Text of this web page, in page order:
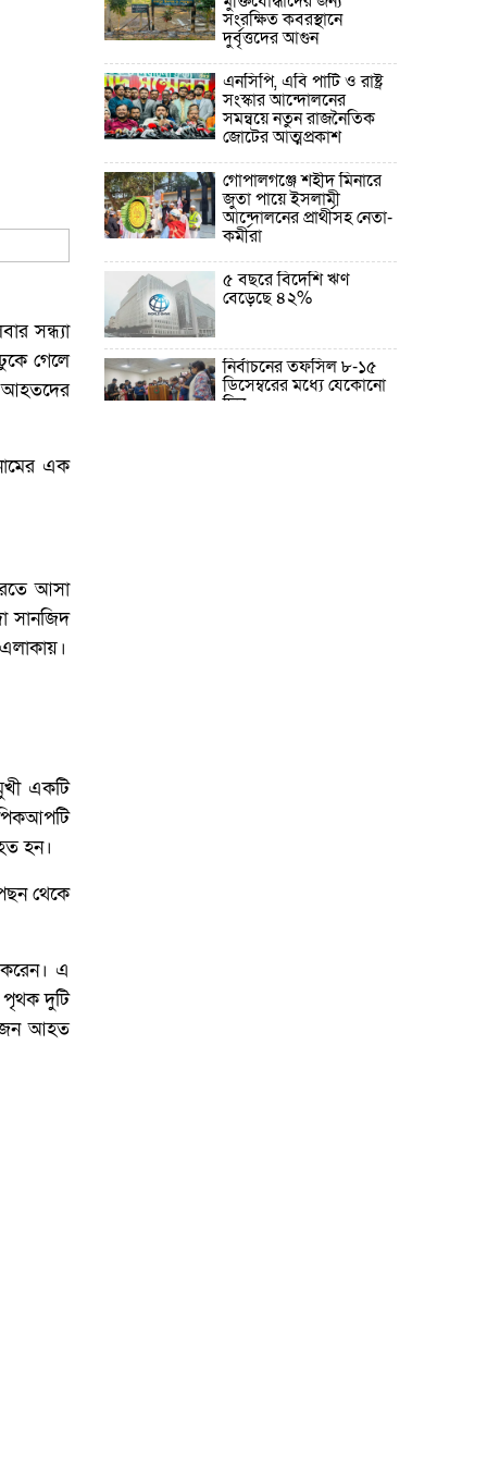
সন্ধ্যা
গেলে
আহতদের
এক
আসা
সানজিদ
একটি
হন।
থেকে
করেন। এ
পৃথক দুটি
জন আহত
সংরক্ষিত কবরস্থানে
দুর্বৃত্তদের আগুন
এনসিপি, এবি পার্টি ও রাষ্ট্র
সংস্কার আন্দোলনের
সমন্বয়ে নতুন রাজনৈতিক
জোটের আত্মপ্রকাশ
গোপালগঞ্জে শহীদ মিনারে
জুতা পায়ে ইসলামী
আন্দোলনের প্রার্থীসহ নেতা-
কর্মীরা
৫ বছরে বিদেশি ঋণ
বেড়েছে ৪২%
নির্বাচনের তফসিল ৮-১৫
ডিসেম্বরের মধ্যে যেকোনো
দিন